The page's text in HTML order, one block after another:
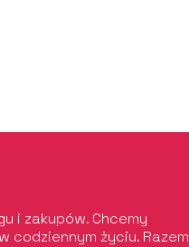
i zakupów. Chcemy
codziennym życiu. Razem